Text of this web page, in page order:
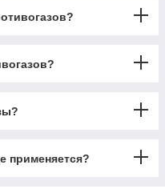
применяется?